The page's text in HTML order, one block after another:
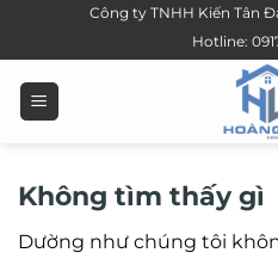
dung
Công ty TNHH Kiến Tân
Hotline:
Không tìm thấy gì
Dường như chúng tôi